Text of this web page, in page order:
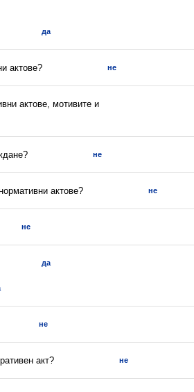
да
актове? не
актове, мотивите и
не
актове? не
не
да
не
акт? не